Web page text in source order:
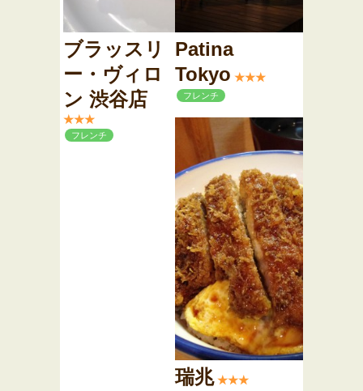
ブラッスリ
ー・ヴィロ
ン 渋谷店
★★★
フレンチ
Patina
Tokyo ★★★
フレンチ
瑞兆 ★★★